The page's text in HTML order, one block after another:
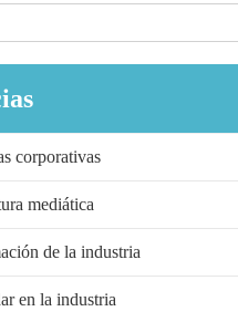
corporativas
mediática
de la industria
en la industria